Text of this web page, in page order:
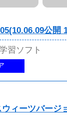
公開
習ソフト
ィーツバージ